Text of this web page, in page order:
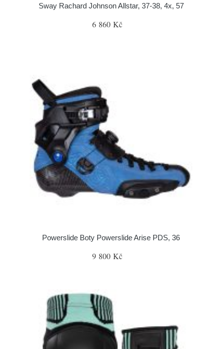
Sway Rachard Johnson Allstar, 37-38, 4x, 57
6 860 Kč
Powerslide Boty Powerslide Arise PDS, 36
9 800 Kč